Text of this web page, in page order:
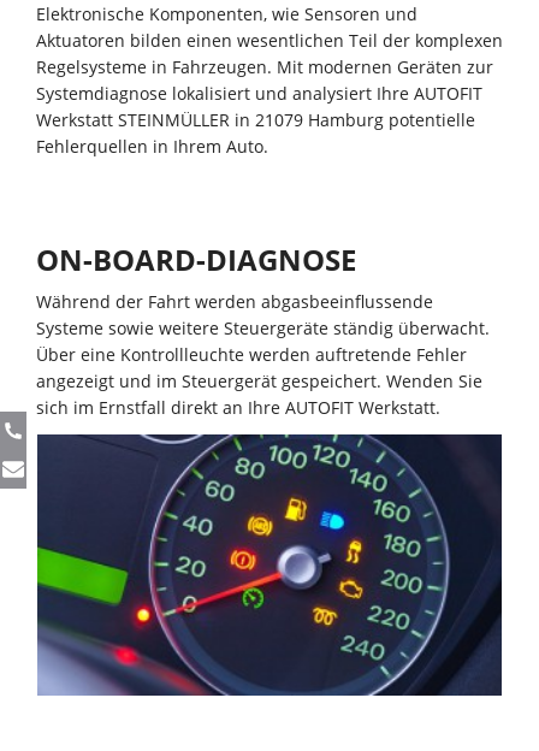
Elektronische Komponenten, wie Sensoren und
Aktuatoren bilden einen wesentlichen Teil der komplexen
Regelsysteme in Fahrzeugen. Mit modernen Geräten zur
Systemdiagnose lokalisiert und analysiert Ihre AUTOFIT
Werkstatt STEINMÜLLER in 21079 Hamburg potentielle
Fehlerquellen in Ihrem Auto.
ON-BOARD-DIAGNOSE
Während der Fahrt werden abgasbeeinflussende
Systeme sowie weitere Steuergeräte ständig überwacht.
Über eine Kontrollleuchte werden auftretende Fehler
angezeigt und im Steuergerät gespeichert. Wenden Sie
sich im Ernstfall direkt an Ihre AUTOFIT Werkstatt.